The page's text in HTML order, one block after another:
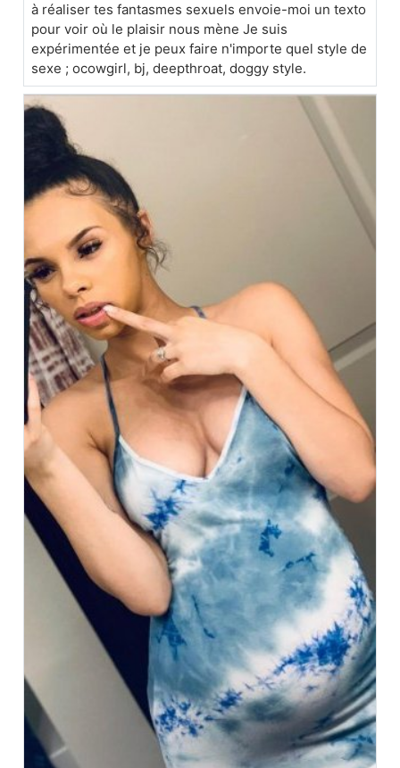
à réaliser tes fantasmes sexuels envoie-moi un texto
pour voir où le plaisir nous mène Je suis
expérimentée et je peux faire n'importe quel style de
sexe ; ocowgirl, bj, deepthroat, doggy style.